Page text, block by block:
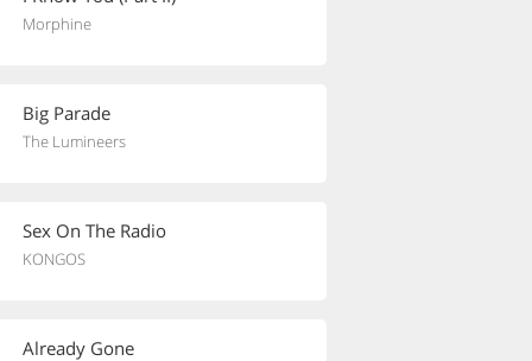
Morphine
Big Parade
The Lumineers
Sex On The Radio
KONGOS
Already Gone